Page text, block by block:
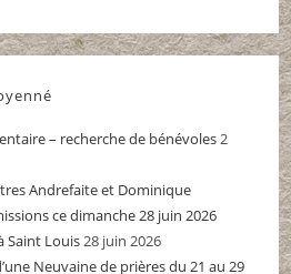
– recherche de bénévoles2
Andrefaite et Dominique
ce dimanche 28 juin 2026
Saint Louis28 juin 2026
Neuvaine de prières du 21 au 29